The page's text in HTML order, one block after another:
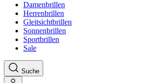
Damenbrillen
Herrenbrillen
Gleitsichtbrillen
Sonnenbrillen
Sportbrillen
Sale
Suche